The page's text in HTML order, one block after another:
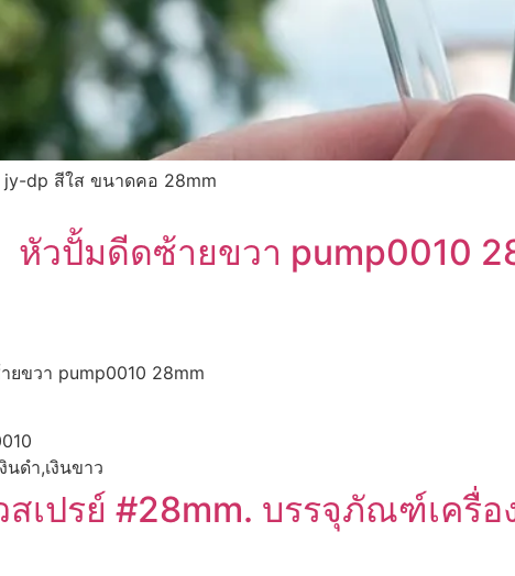
jy-dp สีใส ขนาดคอ 28mm
หัวปั้มดีดซ้ายขวา pump0010
ยขวา pump0010 28mm
นดำ,เงินขาว
เปรย์ #28mm. บรรจุภัณฑ์เครื่อ